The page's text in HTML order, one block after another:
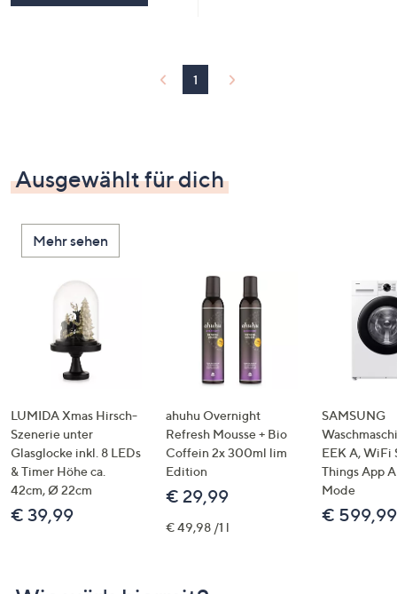
1
Ausgewählt für dich
Mehr sehen
LUMIDA Xmas Hirsch-
Szenerie unter
Glasglocke inkl. 8 LEDs
& Timer Höhe ca.
42cm, Ø 22cm
€ 39,99
ahuhu Overnight
Refresh Mousse + Bio
Coffein 2x 300ml lim
Edition
€ 29,99
€ 49,98 /1 l
SAMSUNG
EEK A, WiFi
Things App
Mode
€ 599,99